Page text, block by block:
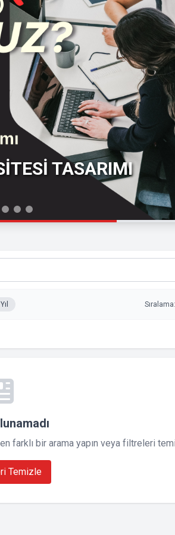
TASARIMI
Sıralama:
farklı bir arama yapın veya filtreleri
Temizle